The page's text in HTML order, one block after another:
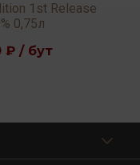
1st Release
0,75л
₽ / бут